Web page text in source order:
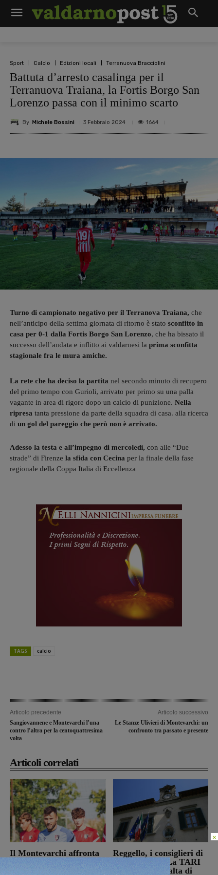
Sport Calcio Edizioni locali Terranuova Bracciolini
Battuta d’arresto casalinga per il
Terranuova Traiana, la Fortis Borgo San
Lorenzo passa con il minimo scarto
By Michele Bossini 3 Febbraio 2024 1664
Turno di campionato negativo per il Terranova Traiana, che
nell’anticipo della settima giornata di ritorno è stato sconfitto in
casa per 0-1 dalla Fortis Borgo San Lorenzo, che ha bissato il
successo dell’andata e inflitto ai valdarnesi la prima sconfitta
stagionale fra le mura amiche.
La rete che ha deciso la partita nel secondo minuto di recupero
del primo tempo con Gurioli, arrivato per primo su una palla
vagante in area di rigore dopo un calcio di punizione. Nella
ripresa tanta pressione da parte della squadra di casa. alla ricerca
di un gol del pareggio che però non è arrivato.
Adesso la testa e all’impegno di mercoledì, con alle “Due
strade” di Firenze la sfida con Cecina per la finale della fase
regionale della Coppa Italia di Eccellenza
TAGS calcio
Articolo precedente
Sangiovannene e Montevarchi l’una
contro l’altra per la centoquattresima
volta
Articolo successivo
Le Stanze Ulivieri di Montevarchi: un
confronto tra passato e presente
Articoli correlati
Il Montevarchi affronta
Calcio
Reggello, i consiglieri di
opposizione: “La TARI
2026 resta più alta di
×